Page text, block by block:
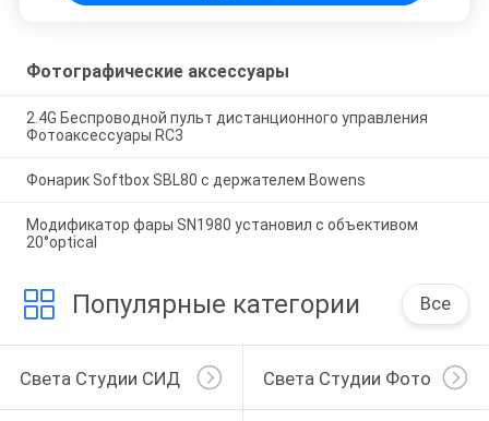
Фотографические аксессуары
2.4G Беспроводной пульт дистанционного управления
Фотоаксессуары RC3
Фонарик Softbox SBL80 с держателем Bowens
Модификатор фары SN1980 установил с объективом
20°optical
Популярные категории Все
Света Студии СИД Света Студии Фото